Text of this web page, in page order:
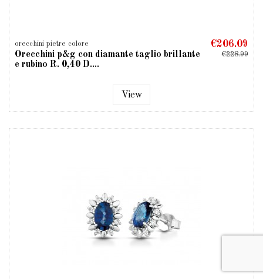
orecchini pietre colore
Orecchini p&g con diamante taglio brillante
e rubino R. 0,40 D....
€206.09
€228.99
View